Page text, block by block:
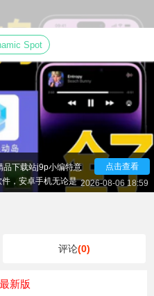
功能让人眼前一亮，
海变成居中的药丸
你的手机效果看起
能很多人知道了灵
就是说不用买苹果
下载站j9p小编特意
件，安卓手机无论是
让手机很灵动。
点击查看
2026-08-06 18:59
Spot
评论(0)
最新版